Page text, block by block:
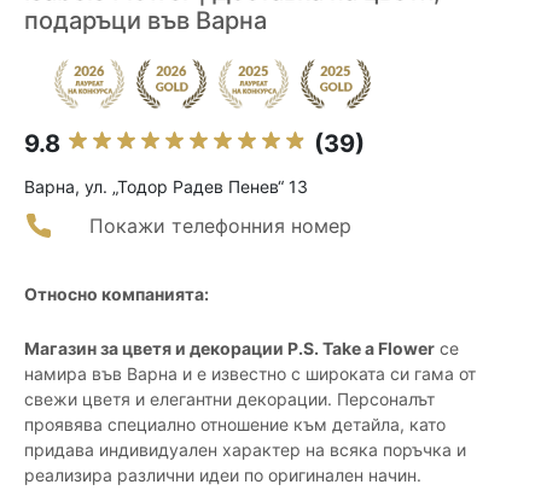
подаръци във Варна
9.8 (39)
Варна, ул. „Тодор Радев Пенев“ 13
Покажи телефонния номер
Относно компанията:
Магазин за цветя и декорации P.S. Take a Flower се
намира във Варна и е известно с широката си гама от
свежи цветя и елегантни декорации. Персоналът
проявява специално отношение към детайла, като
придава индивидуален характер на всяка поръчка и
реализира различни идеи по оригинален начин.